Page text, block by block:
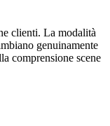
clienti. La modalità
genuinamente
comprensione scene